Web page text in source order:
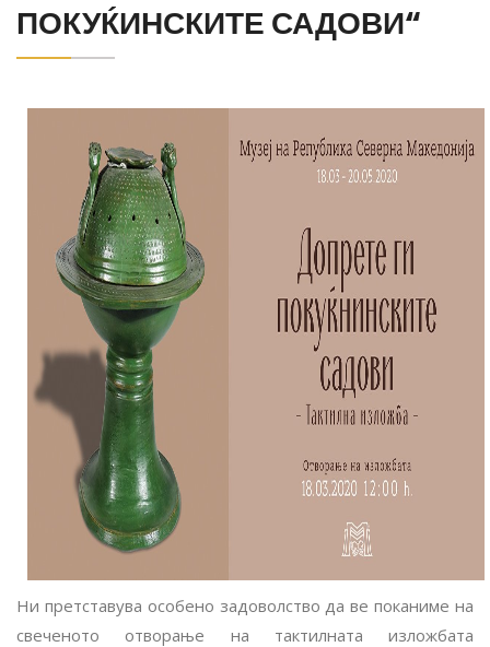
ПОКУЌИНСКИТЕ САДОВИ“
Ни претставува особено задоволство да вe поканиме на
свеченото отворање на тактилната изложбата